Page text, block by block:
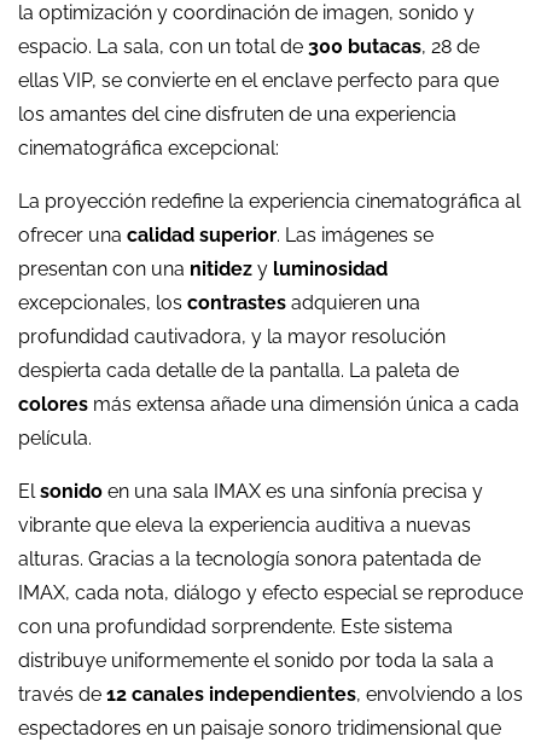
la optimización y coordinación de imagen, sonido y
espacio. La sala, con un total de 300 butacas, 28 de
ellas VIP, se convierte en el enclave perfecto para que
los amantes del cine disfruten de una experiencia
cinematográfica excepcional:
La proyección redefine la experiencia cinematográfica al
ofrecer una calidad superior. Las imágenes se
presentan con una nitidez y luminosidad
excepcionales, los contrastes adquieren una
profundidad cautivadora, y la mayor resolución
despierta cada detalle de la pantalla. La paleta de
colores más extensa añade una dimensión única a cada
película.
Elsonido en una sala IMAX es una sinfonía precisa y
vibrante que eleva la experiencia auditiva a nuevas
alturas. Gracias a la tecnología sonora patentada de
IMAX, cada nota, diálogo y efecto especial se reproduce
con una profundidad sorprendente. Este sistema
distribuye uniformemente el sonido por toda la sala a
través de 12 canales independientes, envolviendo a los
espectadores en un paisaje sonoro tridimensional que